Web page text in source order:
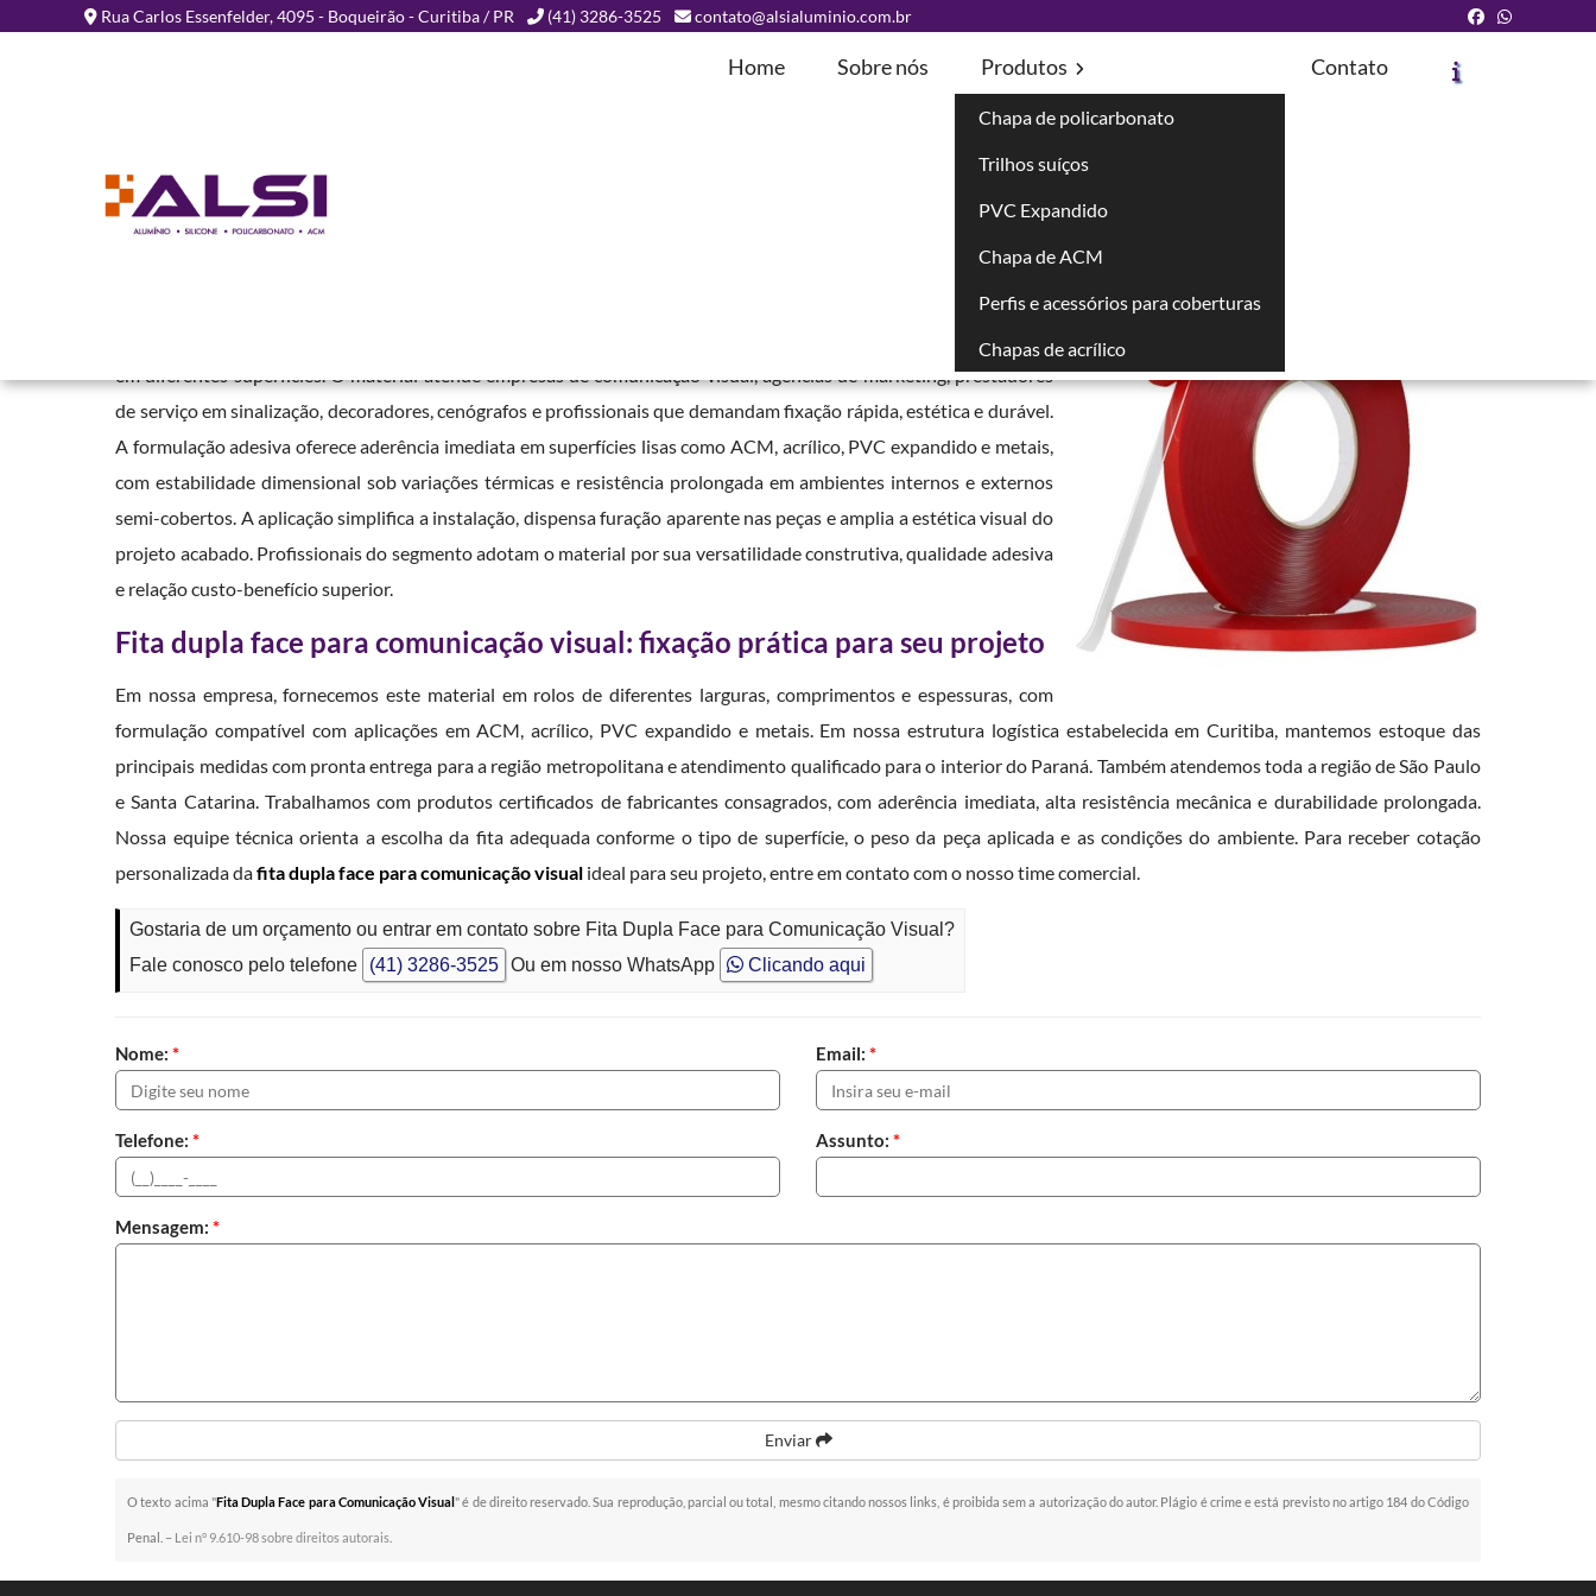
Rua Carlos Essenfelder, 4095 - Boqueirão - Curitiba / PR (41) 3286-3525 contato@alsialuminio.com.br
Home Sobre nós Produtos
Chapa de policarbonato
Trilhos suíços
PVC Expandido
Chapa de ACM
Perfis e acessórios para coberturas
Chapas de acrílico
Contato
Fita Dupla Face para Comunicação Visual
Home»Informações»Fita Dupla Face para Comunicação Visual
é um adesivo estrutural de alta performance, desenvolvido para fixar
elementos gráficos, painéis decorativos, displays, totens, letras caixa, placas de sinalização e peças de mídia exterior
em diferentes superfícies. O material atende empresas de comunicação visual, agências de marketing, prestadores
de serviço em sinalização, decoradores, cenógrafos e profissionais que demandam fixação rápida, estética e durável.
A formulação adesiva oferece aderência imediata em superfícies lisas como ACM, acrílico, PVC expandido e metais,
com estabilidade dimensional sob variações térmicas e resistência prolongada em ambientes internos e externos
semi-cobertos. A aplicação simplifica a instalação, dispensa furação aparente nas peças e amplia a estética visual do
projeto acabado. Profissionais do segmento adotam o material por sua versatilidade construtiva, qualidade adesiva
e relação custo-benefício superior.
Fita dupla face para comunicação visual: fixação prática para seu projeto
Em nossa empresa, fornecemos este material em rolos de diferentes larguras, comprimentos e espessuras, com
formulação compatível com aplicações em ACM, acrílico, PVC expandido e metais. Em nossa estrutura logística estabelecida em Curitiba, mantemos estoque das
principais medidas com pronta entrega para a região metropolitana e atendimento qualificado para o interior do Paraná. Também atendemos toda a região de São Paulo
e Santa Catarina. Trabalhamos com produtos certificados de fabricantes consagrados, com aderência imediata, alta resistência mecânica e durabilidade prolongada.
Nossa equipe técnica orienta a escolha da fita adequada conforme o tipo de superfície, o peso da peça aplicada e as condições do ambiente. Para receber cotação
personalizada dafita dupla face para comunicação visual ideal para seu projeto, entre em contato com o nosso time comercial.
Gostaria de um orçamento ou entrar em contato sobre Fita Dupla Face para Comunicação Visual?
Fale conosco pelo telefone
(41) 3286-3525 Ou em nosso WhatsApp Clicando aqui
Nome:* Email: *
Telefone:* Assunto: *
Mensagem:*
Enviar
O texto acima "Fita Dupla Face para Comunicação Visual" é de direito reservado. Sua reprodução, parcial ou total, mesmo citando nossos links, é proibida sem a autorização do autor. Plágio é crime e está previsto no artigo 184 do Código
Penal. – Lei n° 9.610-98 sobre direitos autorais